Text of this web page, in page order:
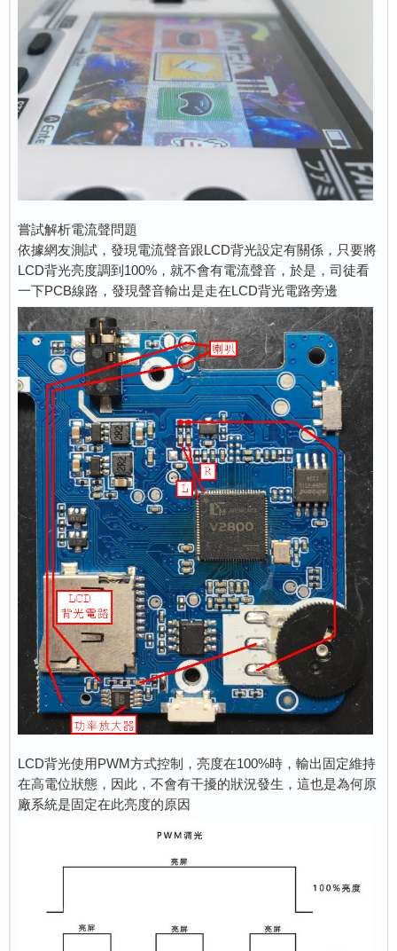
嘗試解析電流聲問題
依據網友測試，發現電流聲音跟LCD背光設定有關係，只要將
LCD背光亮度調到100%，就不會有電流聲音，於是，司徒看
一下PCB線路，發現聲音輸出是走在LCD背光電路旁邊
LCD背光使用PWM方式控制，亮度在100%時，輸出固定維持
在高電位狀態，因此，不會有干擾的狀況發生，這也是為何原
廠系統是固定在此亮度的原因